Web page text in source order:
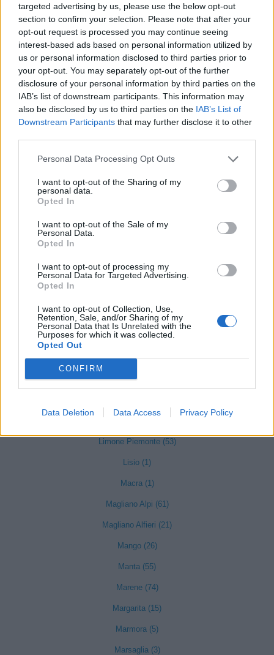
targeted advertising by us, please use the below opt-out
section to confirm your selection. Please note that after your
opt-out request is processed you may continue seeing
interest-based ads based on personal information utilized by
us or personal information disclosed to third parties prior to
your opt-out. You may separately opt-out of the further
disclosure of your personal information by third parties on the
IAB’s list of downstream participants. This information may
also be disclosed by us to third parties on the IAB’s List of
Downstream Participants that may further disclose it to other
Personal Data Processing Opt Outs
I want to opt-out of the Sharing of my
personal data.
Opted In
I want to opt-out of the Sale of my
Personal Data.
Opted In
I want to opt-out of processing my
Personal Data for Targeted Advertising.
Opted In
I want to opt-out of Collection, Use,
Retention, Sale, and/or Sharing of my
Personal Data that Is Unrelated with the
Purposes for which it was collected.
Opted Out
CONFIRM
Data Deletion Data Access Privacy Policy
Faule (6)
Feisoglio (9)
Fossano (501)
Frabosa Soprana (8)
Frabosa Sottana (37)
Frassino (9)
Gaiola (5)
Guarene (95)
Lagnasco (77)
La Morra (122)
Lequio Tanaro (26)
Lequio Berria (10)
Limone Piemonte (53)
Lisio (1)
Macra (1)
Magliano Alpi (61)
Magliano Alfieri (21)
Mango (26)
Manta (55)
Marene (74)
Margarita (15)
Marmora (5)
Marsaglia (3)